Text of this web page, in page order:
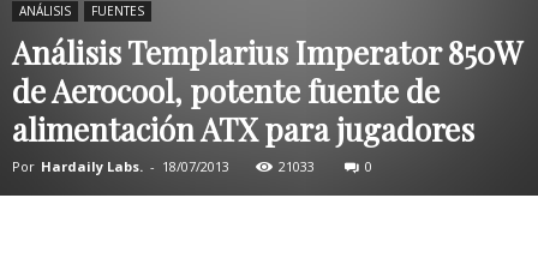
ANÁLISIS FUENTES
Análisis Templarius Imperator 850W
de Aerocool, potente fuente de
alimentación ATX para jugadores
Por Hardaily Labs. - 18/07/2013 21033 0